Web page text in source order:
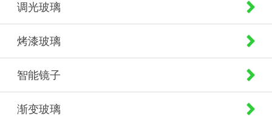
调光玻璃
烤漆玻璃
智能镜子
渐变玻璃